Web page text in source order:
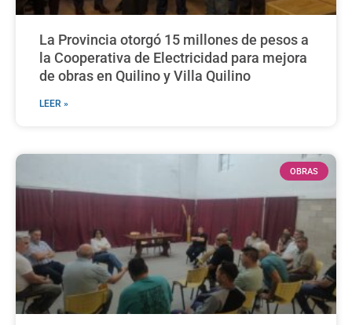
La Provincia otorgó 15 millones de pesos a
la Cooperativa de Electricidad para mejora
de obras en Quilino y Villa Quilino
LEER »
OBRAS